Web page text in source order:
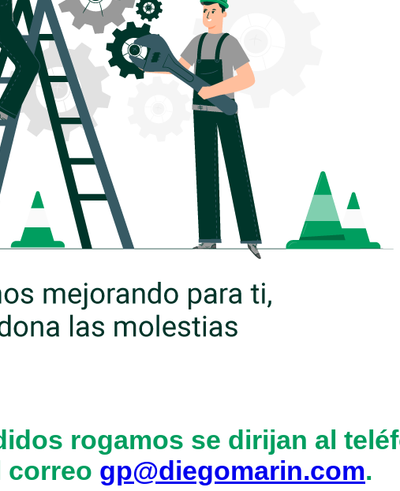
rogamos se dirijan al
correo gp@diegomarin.com.